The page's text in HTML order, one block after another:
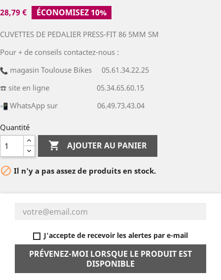
28,79 €
ÉCONOMISEZ 10%
CUVETTES DE PEDALIER PRESS-FIT 86 5MM SM
Pour + de conseils contactez-nous :
magasin Toulouse Bikes 05.61.34.22.25
☎️ site en ligne 05.34.65.60.15
WhatsApp sur 06.49.73.43.04
Quantité
 AJOUTER AU PANIER
 Il n'y a pas assez de produits en stock.
J'accepte de recevoir les alertes par e-mail
PRÉVENEZ-MOI LORSQUE LE PRODUIT EST
DISPONIBLE